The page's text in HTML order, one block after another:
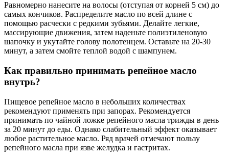
Равномерно нанесите на волосы (отступая от корней 5 см) до
самых кончиков. Распределите масло по всей длине с
помощью расчески с редкими зубьями. Делайте легкие,
массирующие движения, затем наденьте полиэтиленовую
шапочку и укутайте голову полотенцем. Оставьте на 20-30
минут, а затем смойте теплой водой с шампунем.
Как правильно принимать репейное масло
внутрь?
Пищевое репейное масло в небольших количествах
рекомендуют применять при запорах. Рекомендуется
принимать по чайной ложке репейного масла трижды в день
за 20 минут до еды. Однако слабительный эффект оказывает
любое растительное масло. Ряд врачей отмечают пользу
репейного масла при язве желудка и гастритах.